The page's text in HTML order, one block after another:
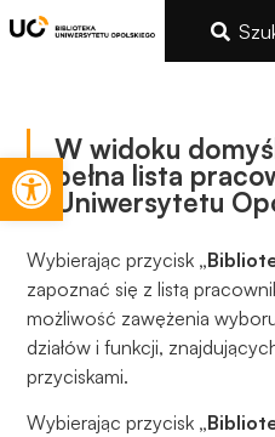
Otwórz pasek narzędzi
W widoku
pełna lista
Uniwersytetu
Wybierając przycisk
zapoznać się z listą
możliwość zawężenia
działów i funkcji,
przyciskami.
Wybierając przycisk